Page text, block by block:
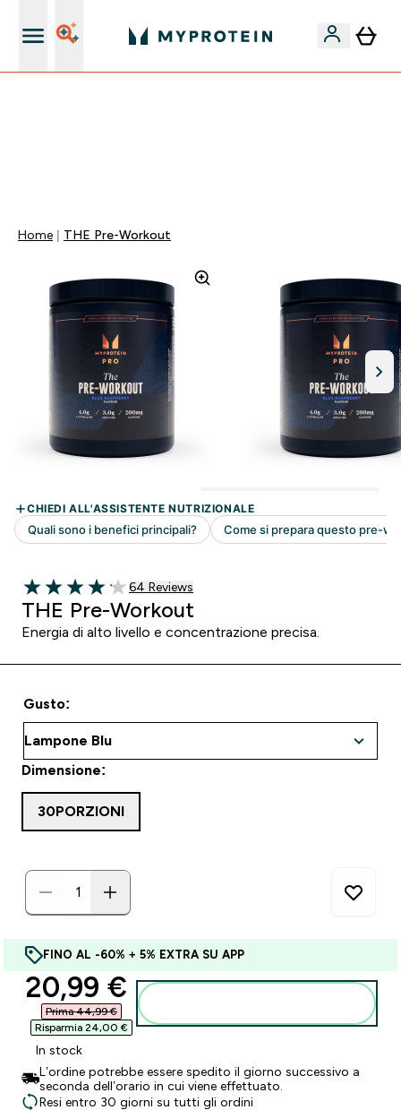
Home THE Pre-Workout
4.11 out of 5 stars
64 customer reviews
64 Reviews
THE Pre-Workout
Energia di alto livello e concentrazione precisa.
Gusto:
Dimensione:
30PORZIONI
FINO AL -60% + 5% EXTRA SU APP
discounted price
20,99 €‎
Prima 44,99 €‎
Risparmia 24,00 €‎
In stock
L’ordine potrebbe essere spedito il giorno successivo a
seconda dell’orario in cui viene effettuato.
Resi entro 30 giorni su tutti gli ordini